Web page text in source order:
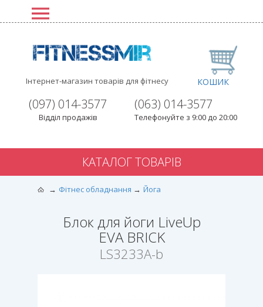
Інтернет-магазин товарів для фітнесу
(063) 014-3577
Телефонуйте з 9:00 до 20:00
(097) 014-3577
Відділ продажів
КОШИК
КАТАЛОГ ТОВАРІВ
Фітнес обладнання Йога
Блок для йоги LiveUp
EVA BRICK
LS3233A-b